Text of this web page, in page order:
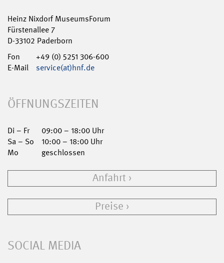
Heinz Nixdorf MuseumsForum
Fürstenallee 7
D-33102 Paderborn
Fon
+49 (0) 5251 306-600
E-Mail
service(at)hnf.de
ÖFFNUNGSZEITEN
Di – Fr
09:00 – 18:00 Uhr
Sa – So
10:00 – 18:00 Uhr
Mo
geschlossen
Anfahrt
Preise
SOCIAL MEDIA